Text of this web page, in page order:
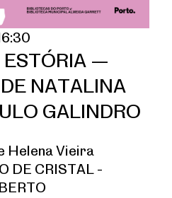
ESTÓRIA —
NATALINA
GALINDRO
Helena Vieira
DE CRISTAL -